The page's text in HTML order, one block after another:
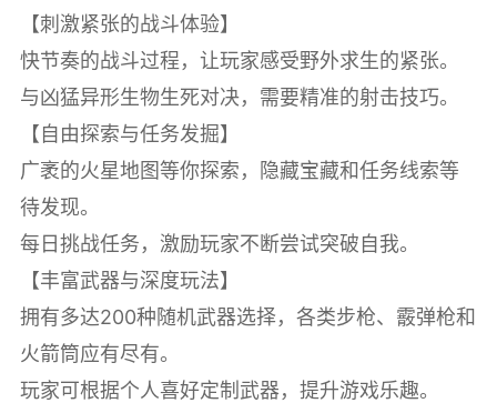
【刺激紧张的战斗体验】
快节奏的战斗过程，让玩家感受野外求生的紧张。
与凶猛异形生物生死对决，需要精准的射击技巧。
【自由探索与任务发掘】
广袤的火星地图等你探索，隐藏宝藏和任务线索等
待发现。
每日挑战任务，激励玩家不断尝试突破自我。
【丰富武器与深度玩法】
拥有多达200种随机武器选择，各类步枪、霰弹枪和
火箭筒应有尽有。
玩家可根据个人喜好定制武器，提升游戏乐趣。